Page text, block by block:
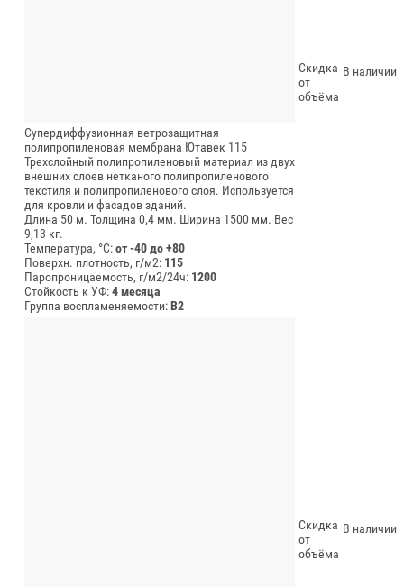
Супердиффузионная ветрозащитная
полипропиленовая мембрана Ютавек 115
Трехслойный полипропиленовый материал из двух
внешних слоев нетканого полипропиленового
текстиля и полипропиленового слоя. Используется
для кровли и фасадов зданий.
Длина 50 м. Толщина 0,4 мм. Ширина 1500 мм. Вес
9,13 кг.
Температура, °C:от -40 до +80
Поверхн. плотность, г/м2: 115
Паропроницаемость, г/м2/24ч: 1200
Стойкость к УФ:4 месяца
Группа воспламеняемости:В2
Скидка
от
объёма
В наличии
Скидка
от
объёма
В наличии